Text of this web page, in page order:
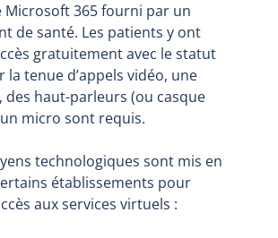
Microsoft 365 fourni par un
de santé. Les patients y ont
gratuitement avec le statut
la tenue d’appels vidéo, une
des haut-parleurs (ou casque
micro sont requis.
technologiques sont mis en
établissements pour
aux services virtuels :